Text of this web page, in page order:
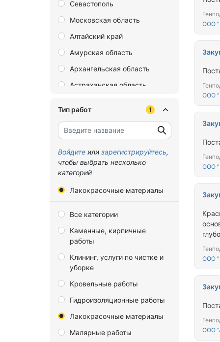
Севастополь
Московская область
Алтайский край
Амурская область
Архангельская область
Астраханская область
Брянская область
Владимирская область
Волгоградская область
Донецкая Народная
Еврейская автономная
Забайкальский край
Запорожская область
Ивановская область
Иркутская область
Калининградская область
Тип работ 1
Войдите или зарегистрируйтесь,
чтобы выбрать несколько
категорий
Лакокрасочные материалы
Все категории
Каменные, кирпичные
работы
Клининг, услуги по чистке и
уборке
Кровельные работы
Гидроизоляционные работы
Лакокрасочные материалы
Малярные работы
ООО
ООО
ООО
ООО
ООО